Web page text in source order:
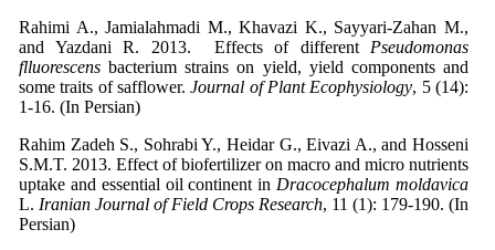
Rahimi A., Jamialahmadi M., Khavazi K., Sayyari-Zahan M.,
and Yazdani R. 2013. Effects of different Pseudomonas
flluorescens bacterium strains on yield, yield components and
some traits of safflower.Journal of Plant Ecophysiology, 5 (14):
1-16. (In Persian)
Rahim Zadeh S., Sohrabi Y., Heidar G., Eivazi A., and Hosseni
S.M.T. 2013. Effect of biofertilizer on macro and micro nutrients
uptake and essential oil continent in Dracocephalum moldavica
L. Iranian Journal of Field Crops Research, 11 (1): 179-190. (In
Persian)